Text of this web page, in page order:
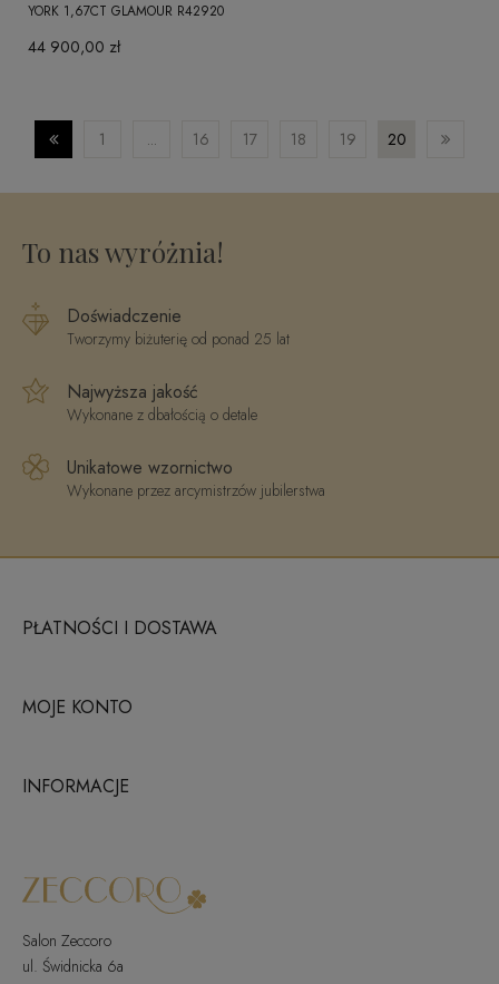
YORK 1,67CT GLAMOUR R42920
44 900,00 zł
1 ... 16 17 18 19 20
To nas wyróżnia!
Doświadczenie
Tworzymy biżuterię od ponad 25 lat
Najwyższa jakość
Wykonane z dbałością o detale
Unikatowe wzornictwo
Wykonane przez arcymistrzów jubilerstwa
PŁATNOŚCI I DOSTAWA
MOJE KONTO
INFORMACJE
Salon Zeccoro
ul. Świdnicka 6a